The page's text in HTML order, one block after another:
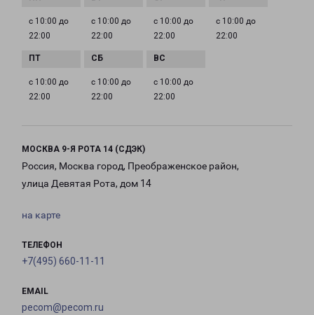
с 10:00 до
22:00
с 10:00 до
22:00
с 10:00 до
22:00
с 10:00 до
22:00
с 10:00 до
22:00
с 10:00 до
22:00
с 10:00 до
22:00
МОСКВА 9-Я РОТА 14 (СДЭК)
Россия, Москва город, Преображенское район,
улица Девятая Рота, дом 14
на карте
ТЕЛЕФОН
+7(495) 660-11-11
EMAIL
pecom@pecom.ru